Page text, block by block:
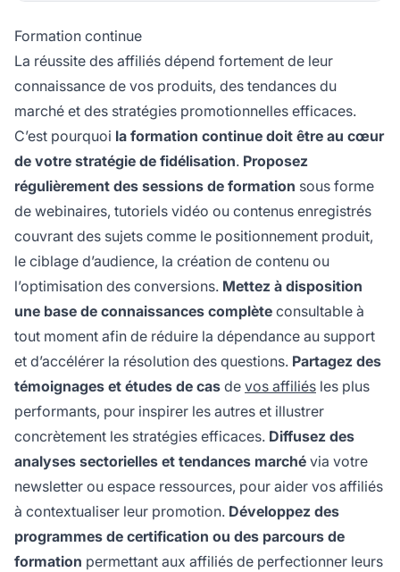
Formation continue
La réussite des affiliés dépend fortement de leur
connaissance de vos produits, des tendances du
marché et des stratégies promotionnelles efficaces.
C’est pourquoi la formation continue doit être au cœur
de votre stratégie de fidélisation. Proposez
régulièrement des sessions de formation sous forme
de webinaires, tutoriels vidéo ou contenus enregistrés
couvrant des sujets comme le positionnement produit,
le ciblage d’audience, la création de contenu ou
l’optimisation des conversions. Mettez à disposition
une base de connaissances complète consultable à
tout moment afin de réduire la dépendance au support
et d’accélérer la résolution des questions. Partagez des
témoignages et études de cas de vos affiliés les plus
performants, pour inspirer les autres et illustrer
concrètement les stratégies efficaces. Diffusez des
analyses sectorielles et tendances marché via votre
newsletter ou espace ressources, pour aider vos affiliés
à contextualiser leur promotion. Développez des
programmes de certification ou des parcours de
formation permettant aux affiliés de perfectionner leurs